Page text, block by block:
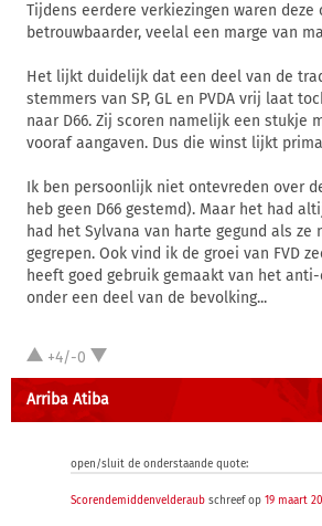
Tijdens eerdere verkiezingen waren deze
betrouwbaarder, veelal een marge van
Het lijkt duidelijk dat een deel van de
stemmers van SP, GL en PVDA vrij laat
naar D66. Zij scoren namelijk een stukje
vooraf aangaven. Dus die winst lijkt
Ik ben persoonlijk niet ontevreden over
heb geen D66 gestemd). Maar het had
had het Sylvana van harte gegund als ze
gegrepen. Ook vind ik de groei van FVD
heeft goed gebruik gemaakt van het
onder een deel van de bevolking...
+4/-0
Arriba Atiba
open/sluit de onderstaande quote:
Scorendemiddenvelderaub schreef op 19 maart